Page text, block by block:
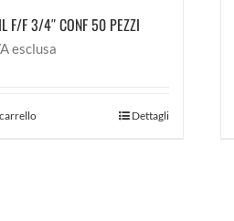
F/F 3/4″ CONF 50 PEZZI
esclusa
Dettagli